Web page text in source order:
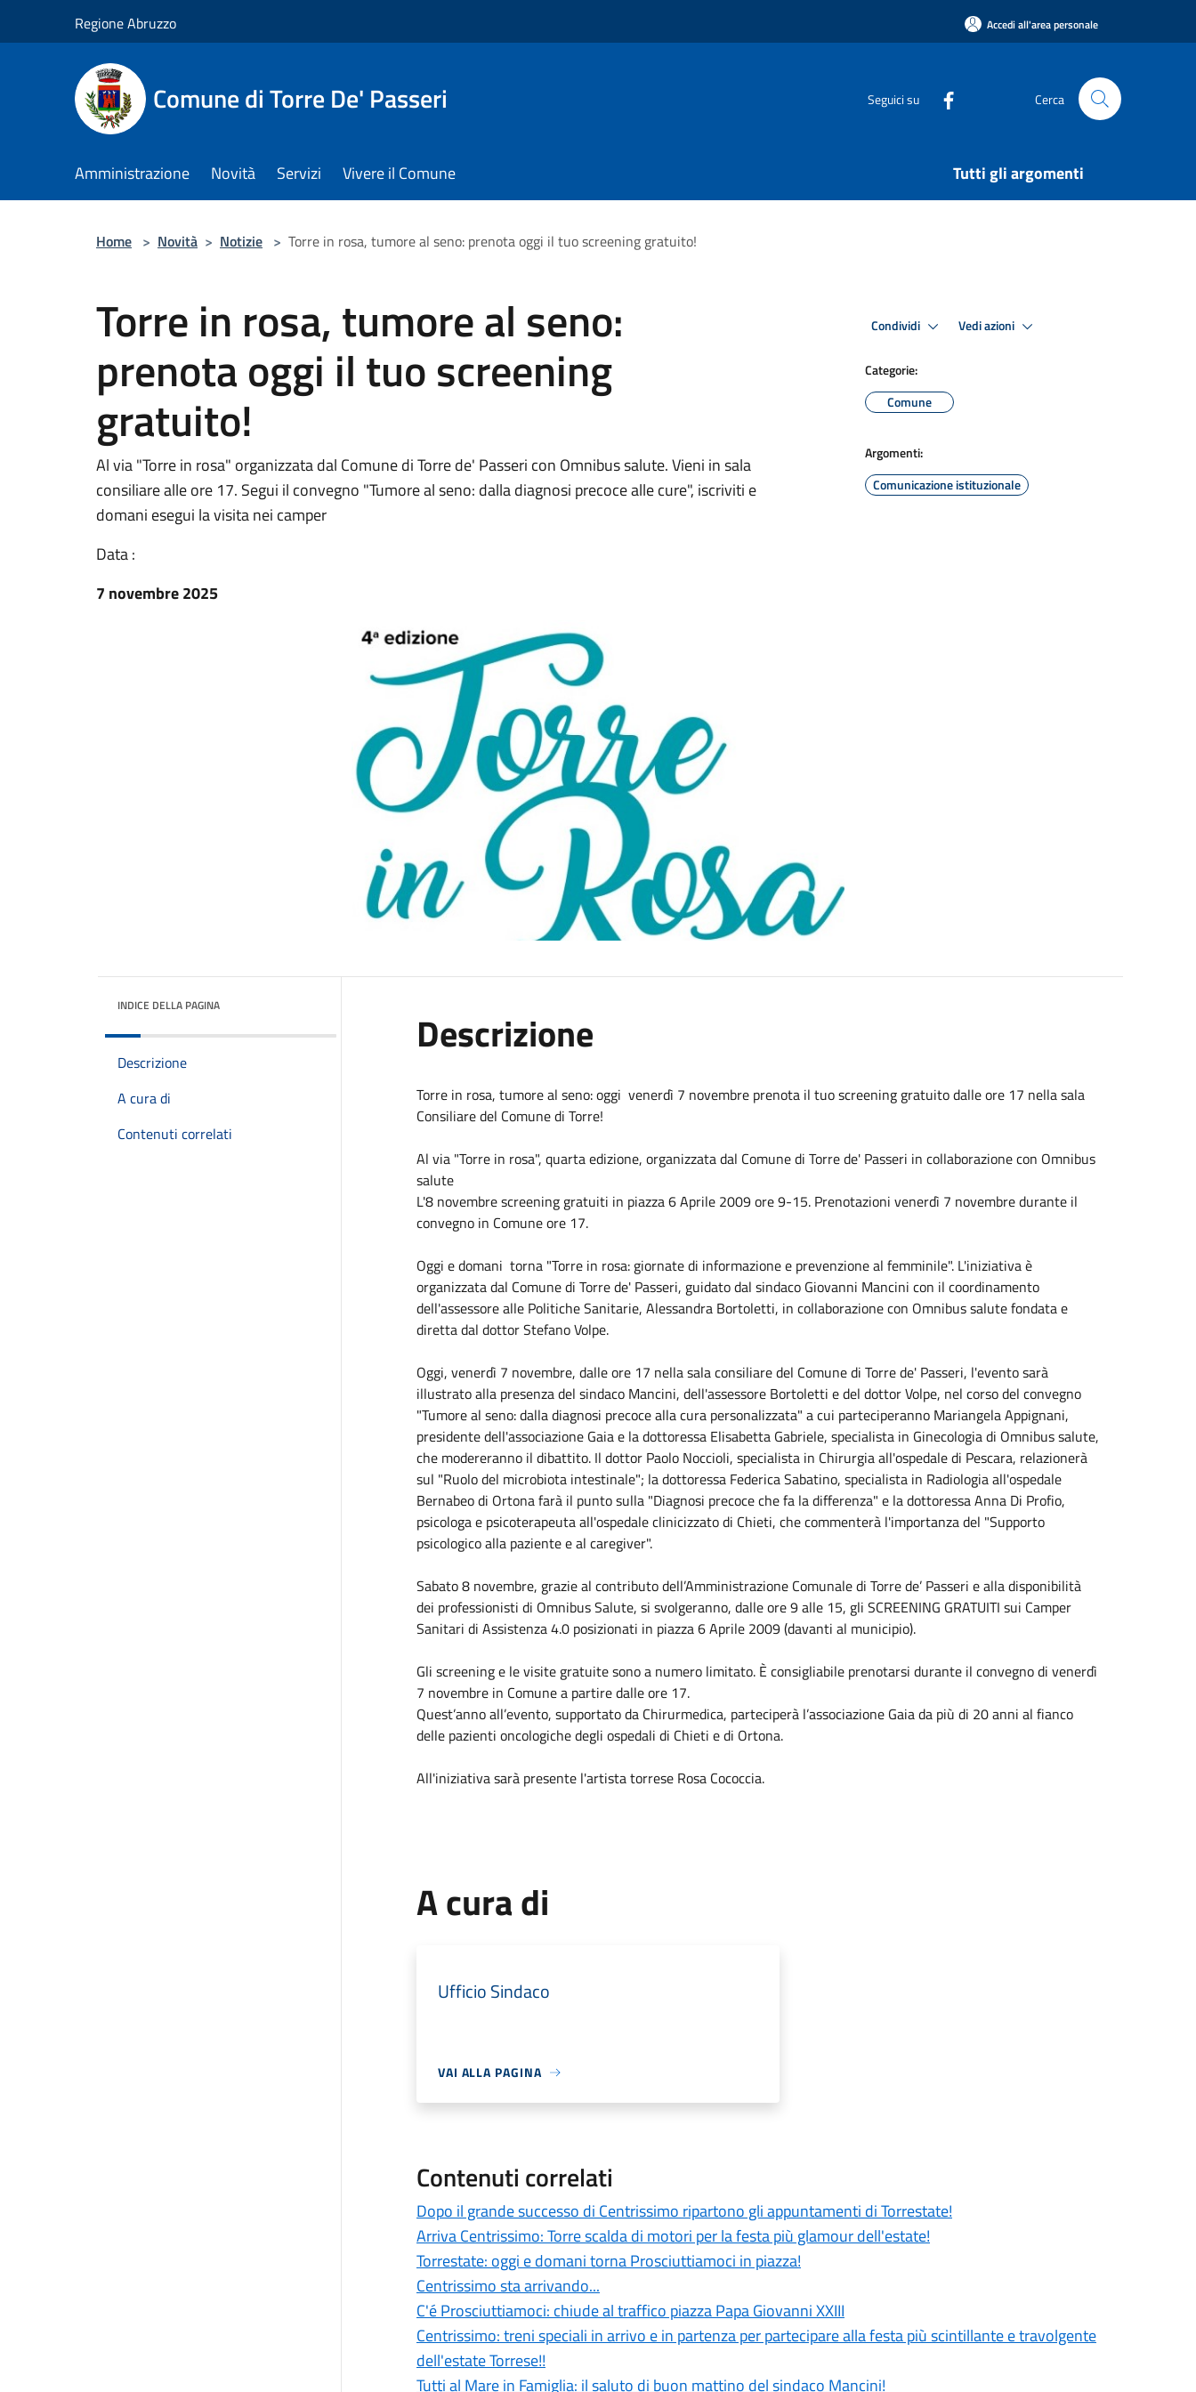
Regione Abruzzo Accedi all'area personale
Comune di Torre De' Passeri Seguici su Cerca
Amministrazione Novità Servizi Vivere il Comune Tutti gli argomenti
Home > Novità > Notizie > Torre in rosa, tumore al seno: prenota oggi il tuo screening gratuito!
Torre in rosa, tumore al seno:
prenota oggi il tuo screening
gratuito!
Al via "Torre in rosa" organizzata dal Comune di Torre de' Passeri con Omnibus salute. Vieni in sala
consiliare alle ore 17. Segui il convegno "Tumore al seno: dalla diagnosi precoce alle cure", iscriviti e
domani esegui la visita nei camper
Data :
7 novembre 2025
Condividi Vedi azioni
Categorie:
Comune
Argomenti:
Comunicazione istituzionale
INDICE DELLA PAGINA
Descrizione
A cura di
Contenuti correlati
Descrizione
Torre in rosa, tumore al seno: oggi venerdì 7 novembre prenota il tuo screening gratuito dalle ore 17 nella sala
Consiliare del Comune di Torre!
Al via "Torre in rosa", quarta edizione, organizzata dal Comune di Torre de' Passeri in collaborazione con Omnibus
salute
L'8 novembre screening gratuiti in piazza 6 Aprile 2009 ore 9-15. Prenotazioni venerdì 7 novembre durante il
convegno in Comune ore 17.
Oggi e domani torna "Torre in rosa: giornate di informazione e prevenzione al femminile". L'iniziativa è
organizzata dal Comune di Torre de' Passeri, guidato dal sindaco Giovanni Mancini con il coordinamento
dell'assessore alle Politiche Sanitarie, Alessandra Bortoletti, in collaborazione con Omnibus salute fondata e
diretta dal dottor Stefano Volpe.
Oggi, venerdì 7 novembre, dalle ore 17 nella sala consiliare del Comune di Torre de' Passeri, l'evento sarà
illustrato alla presenza del sindaco Mancini, dell'assessore Bortoletti e del dottor Volpe, nel corso del convegno
"Tumore al seno: dalla diagnosi precoce alla cura personalizzata" a cui parteciperanno Mariangela Appignani,
presidente dell'associazione Gaia e la dottoressa Elisabetta Gabriele, specialista in Ginecologia di Omnibus salute,
che modereranno il dibattito. Il dottor Paolo Noccioli, specialista in Chirurgia all'ospedale di Pescara, relazionerà
sul "Ruolo del microbiota intestinale"; la dottoressa Federica Sabatino, specialista in Radiologia all'ospedale
Bernabeo di Ortona farà il punto sulla "Diagnosi precoce che fa la differenza" e la dottoressa Anna Di Profio,
psicologa e psicoterapeuta all'ospedale clinicizzato di Chieti, che commenterà l'importanza del "Supporto
psicologico alla paziente e al caregiver".
Sabato 8 novembre, grazie al contributo dell’Amministrazione Comunale di Torre de’ Passeri e alla disponibilità
dei professionisti di Omnibus Salute, si svolgeranno, dalle ore 9 alle 15, gli SCREENING GRATUITI sui Camper
Sanitari di Assistenza 4.0 posizionati in piazza 6 Aprile 2009 (davanti al municipio).
Gli screening e le visite gratuite sono a numero limitato. È consigliabile prenotarsi durante il convegno di venerdì
7 novembre in Comune a partire dalle ore 17.
Quest’anno all’evento, supportato da Chirurmedica, parteciperà l’associazione Gaia da più di 20 anni al fianco
delle pazienti oncologiche degli ospedali di Chieti e di Ortona.
All'iniziativa sarà presente l'artista torrese Rosa Cococcia.
A cura di
Ufficio Sindaco
VAI ALLA PAGINA
Contenuti correlati
Dopo il grande successo di Centrissimo ripartono gli appuntamenti di Torrestate!
Arriva Centrissimo: Torre scalda di motori per la festa più glamour dell'estate!
Torrestate: oggi e domani torna Prosciuttiamoci in piazza!
Centrissimo sta arrivando...
C'é Prosciuttiamoci: chiude al traffico piazza Papa Giovanni XXIII
Centrissimo: treni speciali in arrivo e in partenza per partecipare alla festa più scintillante e travolgente
dell'estate Torrese!!
Tutti al Mare in Famiglia: il saluto di buon mattino del sindaco Mancini!